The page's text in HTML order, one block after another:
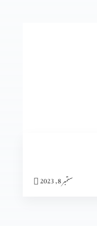
ستمبر 8, 2023